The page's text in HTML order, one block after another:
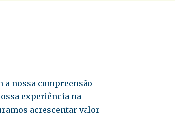
a nossa compreensão
experiência na
acrescentar valor